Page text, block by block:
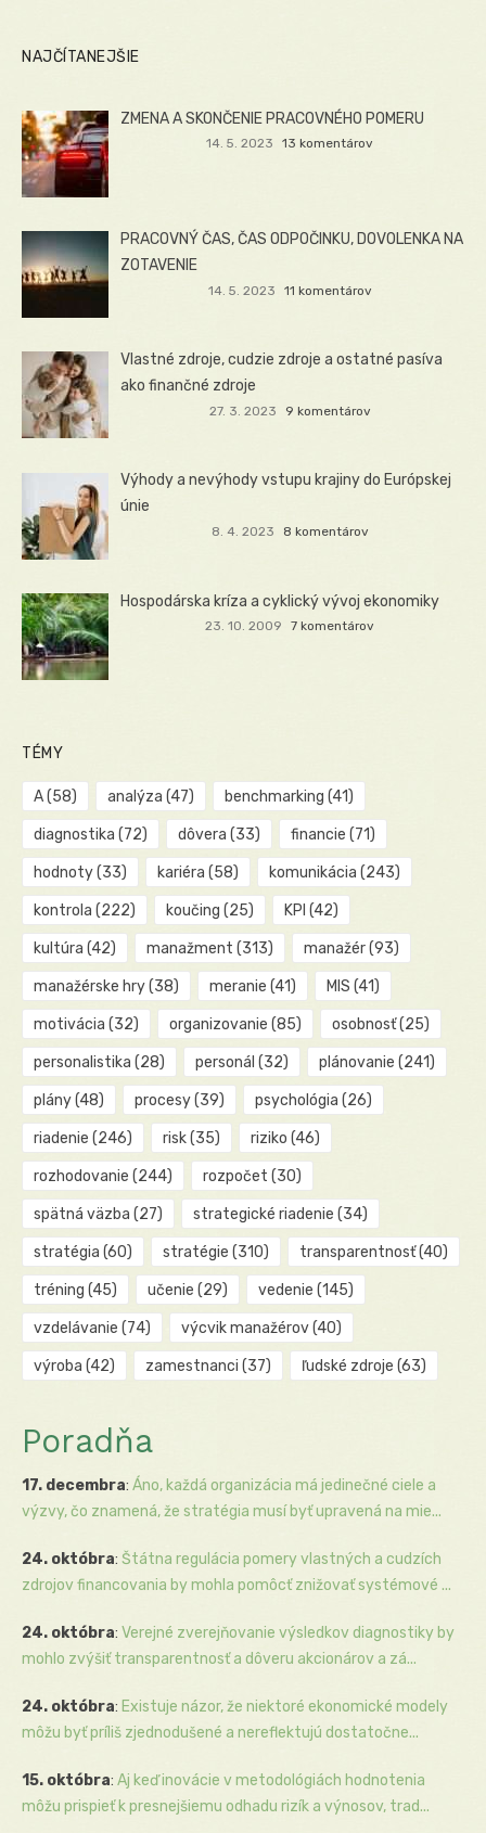
NAJČÍTANEJŠIE
ZMENA A SKONČENIE PRACOVNÉHO POMERU
14. 5. 2023 13 komentárov
PRACOVNÝ ČAS, ČAS ODPOČINKU, DOVOLENKA NA
ZOTAVENIE
14. 5. 2023 11 komentárov
Vlastné zdroje, cudzie zdroje a ostatné pasíva
ako finančné zdroje
27. 3. 2023 9 komentárov
Výhody a nevýhody vstupu krajiny do Európskej
únie
8. 4. 2023 8 komentárov
Hospodárska kríza a cyklický vývoj ekonomiky
23. 10. 2009 7 komentárov
TÉMY
A(58) analýza (47) benchmarking (41)
diagnostika (72) dôvera (33) financie (71)
hodnoty(33) kariéra (58) komunikácia (243)
kontrola (222) koučing (25) KPI (42)
kultúra (42) manažment (313) manažér(93)
manažérske hry(38) meranie (41) MIS (41)
motivácia (32) organizovanie (85) osobnosť(25)
personalistika (28) personál (32) plánovanie (241)
plány(48) procesy(39) psychológia (26)
riadenie (246) risk(35) riziko (46)
rozhodovanie (244) rozpočet (30)
spätná väzba (27) strategické riadenie (34)
stratégia (60) stratégie (310) transparentnosť(40)
tréning (45) učenie (29) vedenie (145)
vzdelávanie (74) výcvik manažérov(40)
výroba (42) zamestnanci (37) ľudské zdroje (63)
Poradňa
17. decembra: Áno, každá organizácia má jedinečné ciele a
výzvy, čo znamená, že stratégia musí byť upravená na mie...
24. októbra: Štátna regulácia pomery vlastných a cudzích
zdrojov financovania by mohla pomôcť znižovať systémové ...
24. októbra: Verejné zverejňovanie výsledkov diagnostiky by
mohlo zvýšiť transparentnosť a dôveru akcionárov a zá...
24. októbra: Existuje názor, že niektoré ekonomické modely
môžu byť príliš zjednodušené a nereflektujú dostatočne...
15. októbra: Aj keď inovácie v metodológiách hodnotenia
môžu prispieť k presnejšiemu odhadu rizík a výnosov, trad...